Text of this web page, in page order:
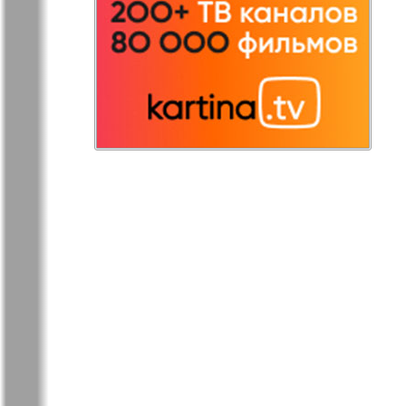
Остров там и тут
Ost-West
Panorama
Переселенец Подруга